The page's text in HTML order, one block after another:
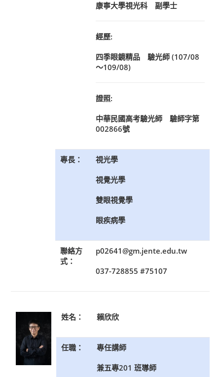
康寧大學視光科 副學士
經歷:
四季眼鏡精品 驗光師 (107/08
〜109/08)
證照:
中華民國高考驗光師 驗師字第
002866號
專長： 視光學
視覺光學
雙眼視覺學
眼疾病學
聯絡方
式：
p02641@gm.jente.edu.tw
037-728855 #75107
姓名： 賴欣欣
任職： 專任講師
兼五專201 班導師